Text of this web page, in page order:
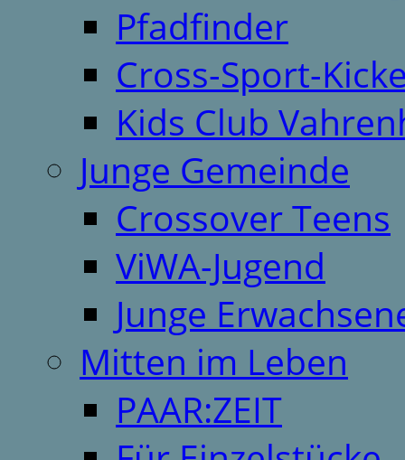
Pfadfinder
Cross-Sport-
Kids Club
Junge Gemeinde
Crossover Teens
ViWA-Jugend
Junge
Mitten im Leben
PAAR:ZEIT